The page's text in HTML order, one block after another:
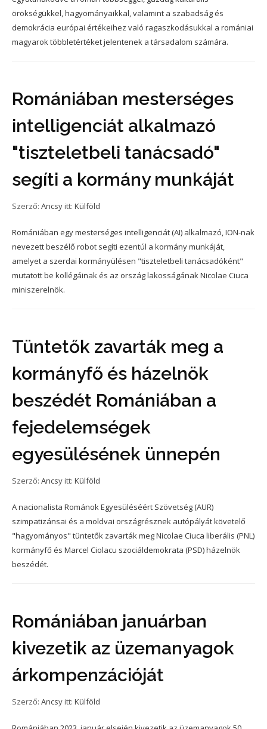
örökségükkel, hagyományaikkal, valamint a szabadság és
demokrácia európai értékeihez való ragaszkodásukkal a romániai
magyarok többletértéket jelentenek a társadalom számára.
Romániában mesterséges
intelligenciát alkalmazó
"tiszteletbeli tanácsadó"
segíti a kormány munkáját
Szerző: Ancsy itt: Külföld
Romániában egy mesterséges intelligenciát (AI) alkalmazó, ION-nak
nevezett beszélő robot segíti ezentúl a kormány munkáját,
amelyet a szerdai kormányülésen "tiszteletbeli tanácsadóként"
mutatott be kollégáinak és az ország lakosságának Nicolae Ciuca
miniszerelnök.
Tüntetők zavarták meg a
kormányfő és házelnök
beszédét Romániában a
fejedelemségek
egyesülésének ünnepén
Szerző: Ancsy itt: Külföld
A nacionalista Románok Egyesüléséért Szövetség (AUR)
szimpatizánsai és a moldvai országrésznek autópályát követelő
"hagyományos" tüntetők zavarták meg Nicolae Ciuca liberális (PNL)
kormányfő és Marcel Ciolacu szociáldemokrata (PSD) házelnök
beszédét.
Romániában januárban
kivezetik az üzemanyagok
árkompenzációját
Szerző: Ancsy itt: Külföld